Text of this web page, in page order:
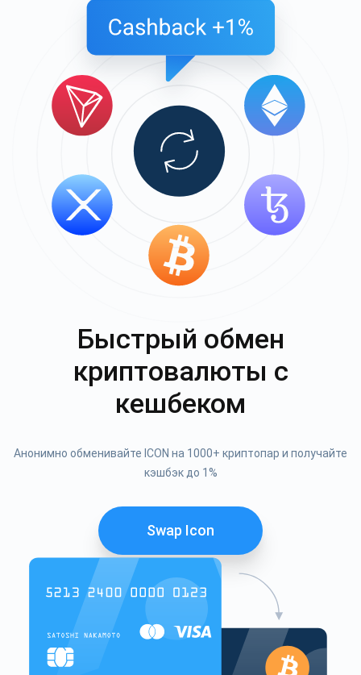
Быстрый обмен
криптовалюты с
кешбеком
Анонимно обменивайте ICON на 1000+ криптопар и получайте
кэшбэк до 1%
Swap Icon